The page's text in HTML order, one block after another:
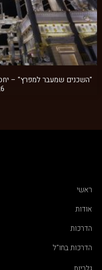
"השכנים שמעבר למפרץ" –
ראשי
אודות
הדרכות
הדרכות בחו"ל